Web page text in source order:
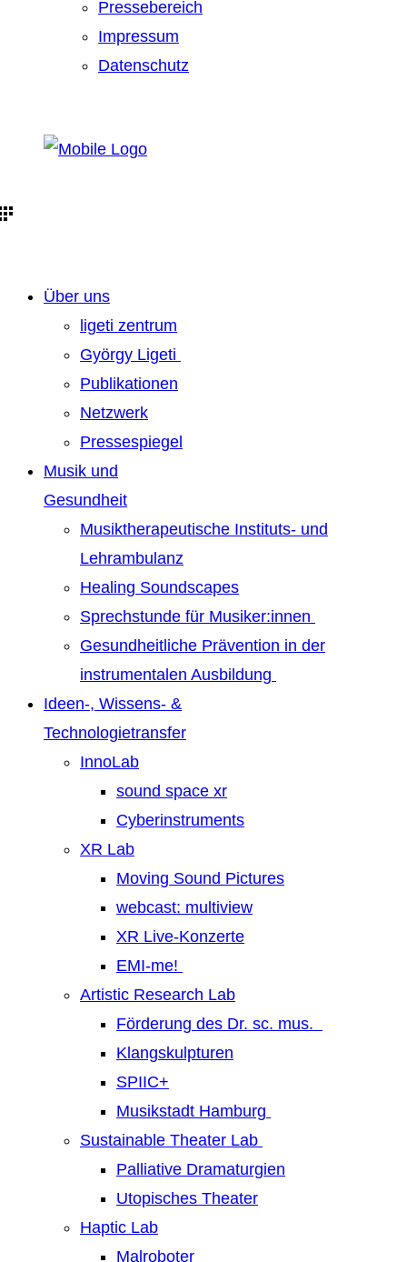
Pressebereich
Impressum
Datenschutz
Über uns
ligeti zentrum
György Ligeti
Publikationen
Netzwerk
Pressespiegel
Musik und
Gesundheit
Musiktherapeutische Instituts- und
Lehrambulanz
Healing Soundscapes
Sprechstunde für Musiker:innen
Gesundheitliche Prävention in der
instrumentalen Ausbildung
Ideen-, Wissens- &
Technologietransfer
InnoLab
sound space xr
Cyberinstruments
XR Lab
Moving Sound Pictures
webcast: multiview
XR Live-Konzerte
EMI-me!
Artistic Research Lab
Förderung des Dr. sc. mus.
Klangskulpturen
SPIIC+
Musikstadt Hamburg
Sustainable Theater Lab
Palliative Dramaturgien
Utopisches Theater
Haptic Lab
Malroboter